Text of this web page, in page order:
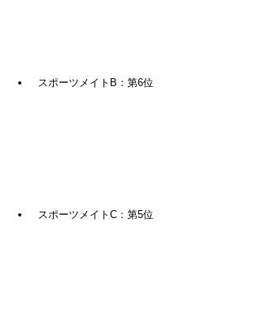
スポーツメイトB：第6位
スポーツメイトC：第5位